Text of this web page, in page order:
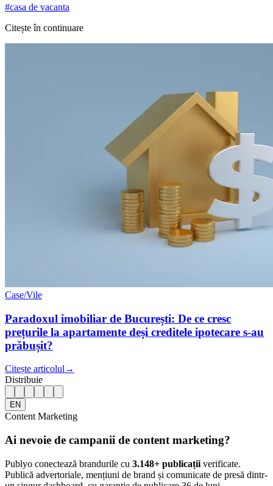
#casa de vacanta
Citește în continuare
Case/Vile
Paradoxul imobiliar de București: De ce cresc
prețurile la apartamente deși creditele ipotecare s-au
prăbușit?
Citește articolul →
Distribuie
EN
Content Marketing
Ai nevoie de campanii de content marketing?
Publyo conectează brandurile cu 3.148+ publicații verificate.
Publică advertoriale, mențiuni de brand și comunicate de presă dintr-